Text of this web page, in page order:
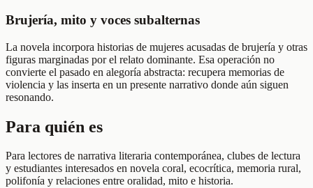
Brujería, mito y voces subalternas
La novela incorpora historias de mujeres acusadas de brujería y otras
figuras marginadas por el relato dominante. Esa operación no
convierte el pasado en alegoría abstracta: recupera memorias de
violencia y las inserta en un presente narrativo donde aún siguen
resonando.
Para quién es
Para lectores de narrativa literaria contemporánea, clubes de lectura
y estudiantes interesados en novela coral, ecocrítica, memoria rural,
polifonía y relaciones entre oralidad, mito e historia.